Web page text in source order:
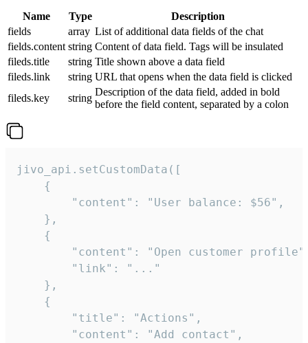
Name Type
Description
fields
array List of additional data fields of the chat
fields.content string Content of data field. Tags will be insulated
fileds.title
string Title shown above a data field
fileds.link
string URL that opens when the data field is clicked
fileds.key
string
Description of the data field, added in bold
before the field content, separated by a colon
jivo_api.setCustomData([
    {
        "content": "User balance: $56",
    },
    {
"content": "Open customer
        "link": "..."
    },
    {
        "title": "Actions",
        "content": "Add contact",